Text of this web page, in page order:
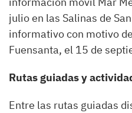
julio en las Salinas de
informativo con motivo
Fuensanta, el 15 de
Rutas guiadas y
Entre las rutas guiadas